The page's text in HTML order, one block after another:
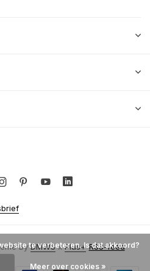
ByDMWSxPlus+ RSS-feed
te verbeteren. Is dat akkoord?
Meer over cookies »